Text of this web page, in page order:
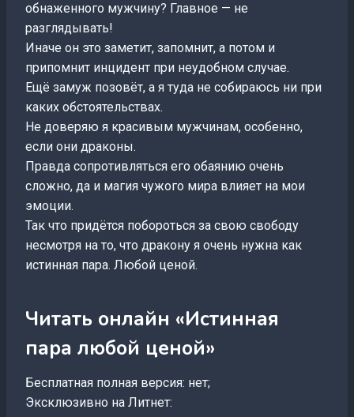
обнаженного мужчину? Главное — не
разглядывать!
Иначе он это заметит, запомнит, а потом и
припомнит инцидент при неудобном случае.
Ещё замуж позовёт, а я туда не собираюсь ни при
каких обстоятельствах.
Не доверяю я красивым мужчинам, особенно,
если они драконы.
Правда сопротивляться его обаянию очень
сложно, да и магия чужого мира влияет на мои
эмоции.
Так что придётся побороться за свою свободу
несмотря на то, что дракону я очень нужна как
истинная пара. Любой ценой.
Читать онлайн «Истинная
пара любой ценой»
Бесплатная полная версия: нет;
Эксклюзивно на Литнет: